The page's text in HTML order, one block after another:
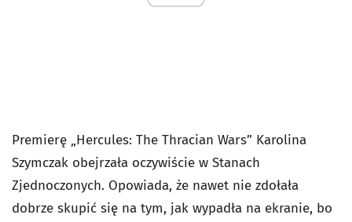
Premierę „Hercules: The Thracian Wars” Karolina
Szymczak obejrzała oczywiście w Stanach
Zjednoczonych. Opowiada, że nawet nie zdołała
dobrze skupić się na tym, jak wypadła na ekranie, bo